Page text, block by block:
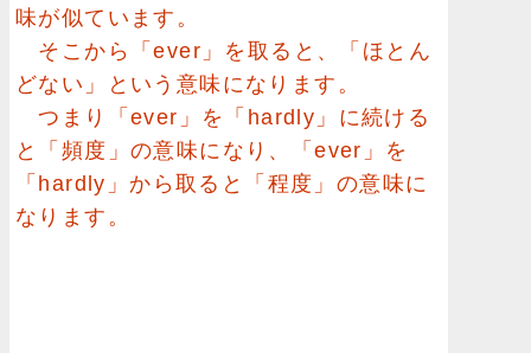
味が似ています。
そこから「ever」を取ると、「ほとん
どない」という意味になります。
つまり「ever」を「hardly」に続ける
と「頻度」の意味になり、「ever」を
「hardly」から取ると「程度」の意味に
なります。